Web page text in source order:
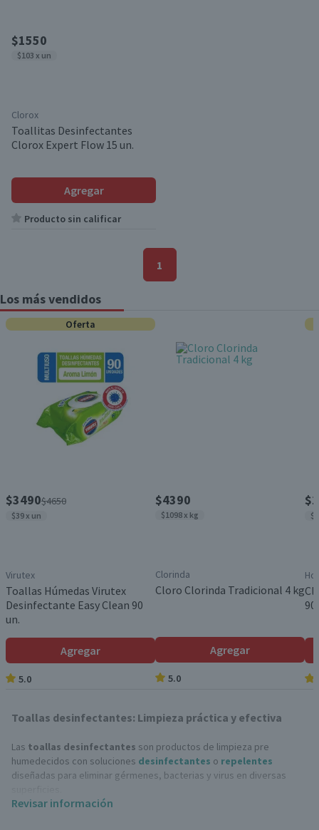
$1550
$103 x un
Clorox
Toallitas Desinfectantes
Clorox Expert Flow 15 un.
Agregar
Producto sin calificar
1
Los más vendidos
Oferta
$3490$4650
$39 x un
Virutex
Toallas Húmedas Virutex
Desinfectante Easy Clean 90
un.
Agregar
5.0
$4390
$1098 x kg
Clorinda
Cloro Clorinda Tradicional 4 kg
Agregar
5.0
Toallas desinfectantes: Limpieza práctica y efectiva
Las toallas desinfectantes son productos de limpieza pre
humedecidos con soluciones desinfectantes o repelentes
diseñadas para eliminar gérmenes, bacterias y virus en diversas
Revisar información